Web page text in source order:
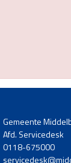
Gemeente
Afd. Servicedesk
0118-675000